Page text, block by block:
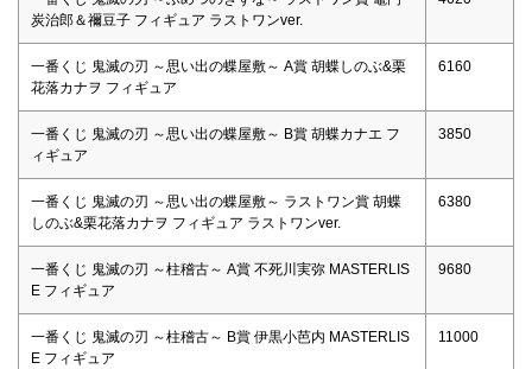
炭治郎＆禰⾖⼦ フィギュア ラストワンver.
一番くじ 鬼滅の刃 ～思い出の蝶屋敷～ A賞 胡蝶しのぶ&栗
花落カナヲ フィギュア
6160
一番くじ 鬼滅の刃 ～思い出の蝶屋敷～ B賞 胡蝶カナエ フ
ィギュア
3850
一番くじ 鬼滅の刃 ～思い出の蝶屋敷～ ラストワン賞 胡蝶
しのぶ&栗花落カナヲ フィギュア ラストワンver.
6380
一番くじ 鬼滅の刃 ～柱稽古～ A賞 不死川実弥 MASTERLIS
E フィギュア
9680
一番くじ 鬼滅の刃 ～柱稽古～ B賞 伊黒小芭内 MASTERLIS
E フィギュア
11000